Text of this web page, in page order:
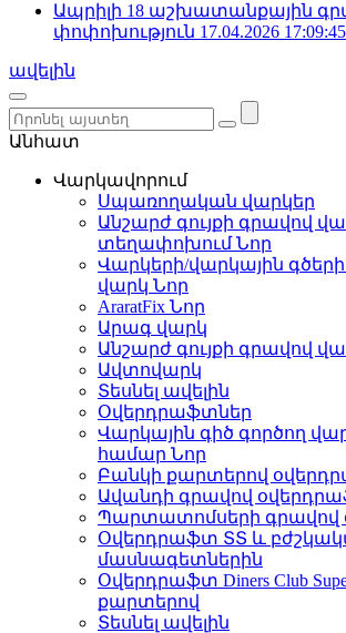
Ապրիլի 18 աշխատանքային
փոփոխություն 17.04.2026 17:09:45
ավելին
Անհատ
Վարկավորում
Սպառողական վարկեր
Անշարժ գույքի գրավով
տեղափոխումՆոր
Վարկերի/վարկային
վարկ Նոր
AraratFix Նոր
Արագ վարկ
Անշարժ գույքի գրավով
Ավտովարկ
Տեսնել ավելին
Օվերդրաֆտներ
Վարկային գիծ գործող
համար Նոր
Բանկի քարտերով
Ավանդի գրավով
Պարտատոմսերի գրավով
Օվերդրաֆտ ՏՏ և
մասնագետներին
Օվերդրաֆտ Diners Club
քարտերով
Տեսնել ավելին